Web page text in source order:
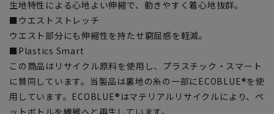
生地特性による心地よい伸縮で、動きやすく着心地抜群。
■ウエストストレッチ
ウエスト部分にも伸縮性を持たせ窮屈感を軽減。
■Plastics Smart
この商品はリサイクル原料を使用し、プラスチック・スマート
に賛同しています。当製品は裏地の糸の一部にECOBLUE®を使
用しています。ECOBLUE®はマテリアルリサイクルにより、ペ
ットボトルを繊維へと再生しています。